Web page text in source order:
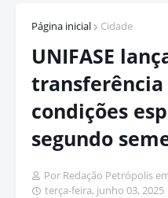
Página inicial Cidade
UNIFASE
condições
segundo
Por Redação Petrópolis
terça-feira, junho 03, 2025